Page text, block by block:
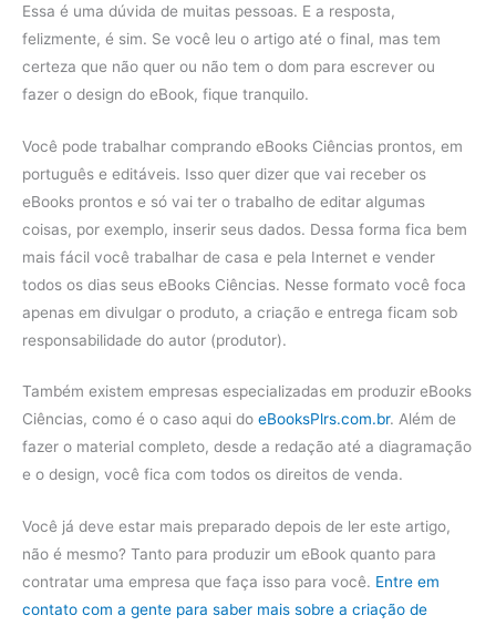
Essa é uma dúvida de muitas pessoas. E a resposta,
felizmente, é sim. Se você leu o artigo até o final, mas tem
certeza que não quer ou não tem o dom para escrever ou
fazer o design do eBook, fique tranquilo.
Você pode trabalhar comprando eBooks Ciências prontos, em
português e editáveis. Isso quer dizer que vai receber os
eBooks prontos e só vai ter o trabalho de editar algumas
coisas, por exemplo, inserir seus dados. Dessa forma fica bem
mais fácil você trabalhar de casa e pela Internet e vender
todos os dias seus eBooks Ciências. Nesse formato você foca
apenas em divulgar o produto, a criação e entrega ficam sob
responsabilidade do autor (produtor).
Também existem empresas especializadas em produzir eBooks
Ciências, como é o caso aqui do eBooksPlrs.com.br. Além de
fazer o material completo, desde a redação até a diagramação
e o design, você fica com todos os direitos de venda.
Você já deve estar mais preparado depois de ler este artigo,
não é mesmo? Tanto para produzir um eBook quanto para
contratar uma empresa que faça isso para você. Entre em
contato com a gente para saber mais sobre a criação de